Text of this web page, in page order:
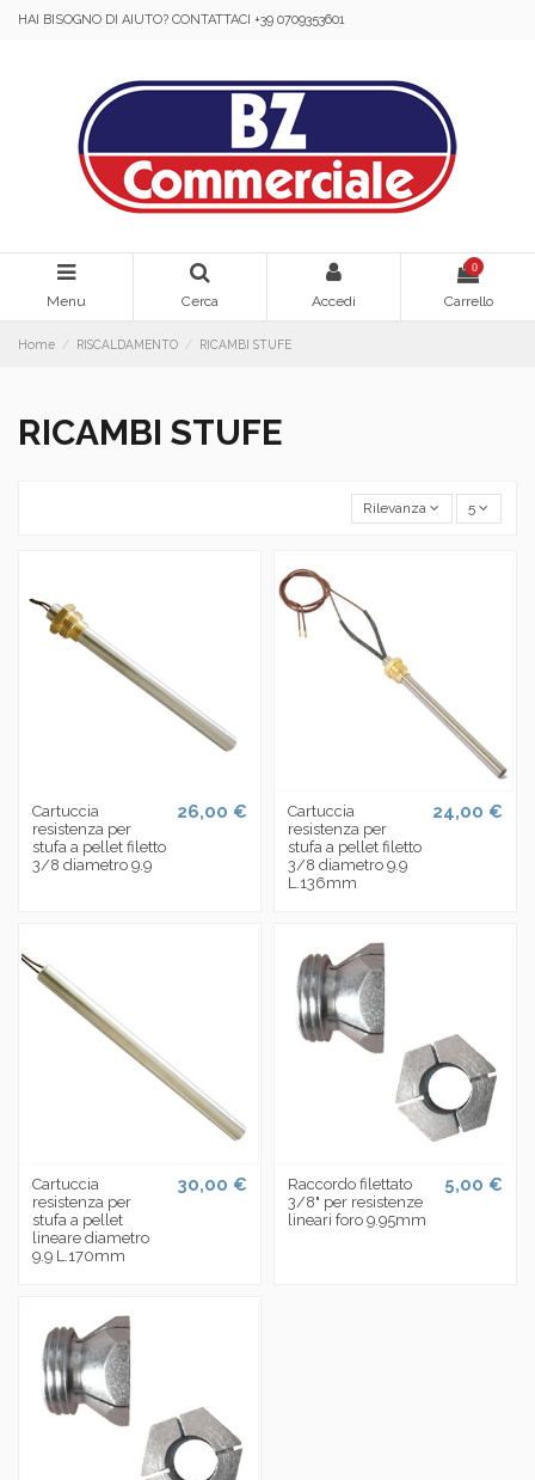
HAI BISOGNO DI AIUTO? CONTATTACI +39 0709353601
Menu Cerca Accedi
0
Carrello
Home RISCALDAMENTO RICAMBI STUFE
RICAMBI STUFE
Rilevanza 5
Cartuccia
resistenza per
stufa a pellet filetto
3/8 diametro 9.9
26,00 €
Cartuccia
resistenza per
stufa a pellet filetto
3/8 diametro 9.9
L.136mm
24,00 €
Cartuccia
resistenza per
stufa a pellet
lineare diametro
9.9 L.170mm
30,00 €
Raccordo filettato
3/8" per resistenze
lineari foro 9.95mm
5,00 €